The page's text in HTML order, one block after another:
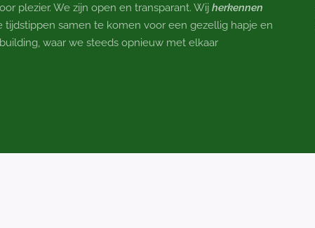
plezier. We zijn open en transparant. Wij herkennen
tijdstippen samen te komen voor een gezellig hapje en
waar we steeds opnieuw met elkaar